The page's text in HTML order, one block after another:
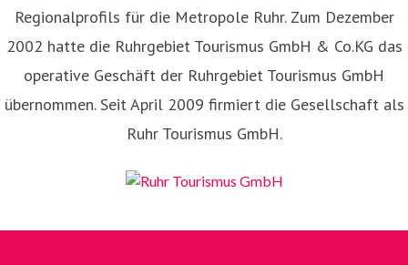
Regionalprofils für die Metropole Ruhr. Zum Dezember
2002 hatte die Ruhrgebiet Tourismus GmbH & Co.KG das
operative Geschäft der Ruhrgebiet Tourismus GmbH
übernommen. Seit April 2009 firmiert die Gesellschaft als
Ruhr Tourismus GmbH.